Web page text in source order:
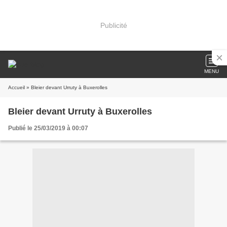
Publicité
MENU
Accueil » Bleier devant Urruty à Buxerolles
Bleier devant Urruty à Buxerolles
Publié le 25/03/2019 à 00:07